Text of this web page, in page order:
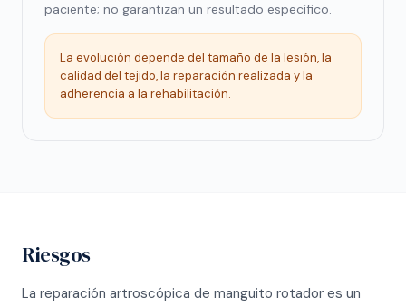
paciente; no garantizan un resultado específico.
La evolución depende del tamaño de la lesión, la
calidad del tejido, la reparación realizada y la
adherencia a la rehabilitación.
Riesgos
La reparación artroscópica de manguito rotador es un